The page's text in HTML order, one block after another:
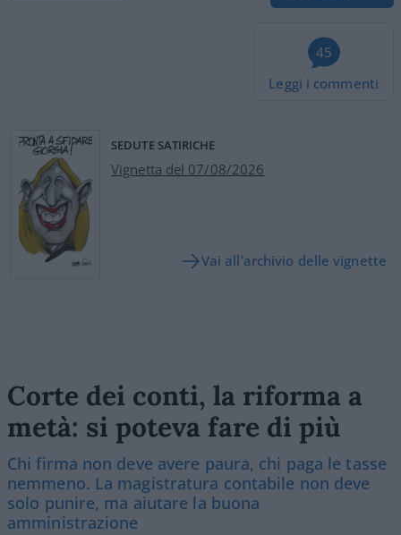
45
Leggi i commenti
SEDUTE SATIRICHE
Vignetta del 07/08/2026
Vai all'archivio delle vignette
Corte dei conti, la riforma a
metà: si poteva fare di più
Chi firma non deve avere paura, chi paga le tasse
nemmeno. La magistratura contabile non deve
solo punire, ma aiutare la buona
amministrazione